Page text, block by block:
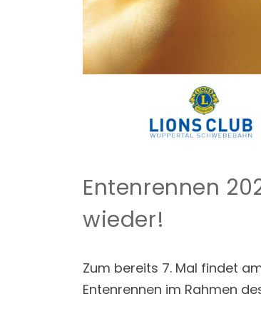
Entenrennen
wieder!
Zum bereits 7. Mal findet
Entenrennen im Rahmen